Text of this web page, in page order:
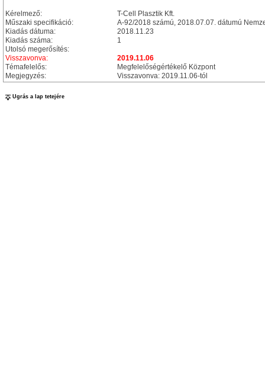
Kérelmező:
T-Cell Plasztik Kft.
Műszaki specifikáció:
A-92/2018 számú, 2018.07.07. dátumú
Kiadás dátuma:
2018.11.23
Kiadás száma:
1
Utolsó megerősítés:
Visszavonva:
2019.11.06
Témafelelős:
Megfelelőségértékelő Központ
Megjegyzés:
Visszavonva: 2019.11.06-tól
Ugrás a lap tetejére